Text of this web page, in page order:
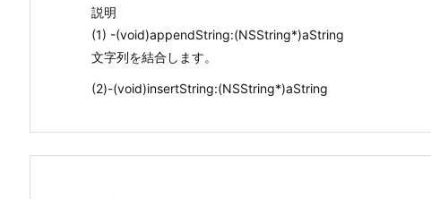
説明
(1) -(void)appendString:(NSString*)aString
文字列を結合します。
(2)-(void)insertString:(NSString*)aString